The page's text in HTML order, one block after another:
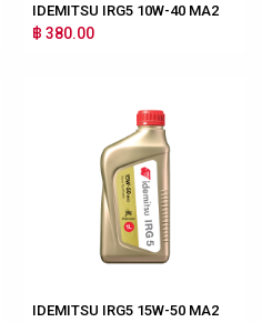
IDEMITSU IRG5 10W-40 MA2
฿ 380.00
IDEMITSU IRG5 15W-50 MA2